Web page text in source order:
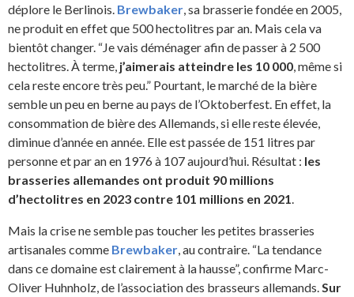
déplore le Berlinois. Brewbaker, sa brasserie fondée en 2005,
ne produit en effet que 500 hectolitres par an. Mais cela va
bientôt changer. “Je vais déménager afin de passer à 2 500
hectolitres. À terme, j’aimerais atteindre les 10 000, même si
cela reste encore très peu.” Pourtant, le marché de la bière
semble un peu en berne au pays de l’Oktoberfest. En effet, la
consommation de bière des Allemands, si elle reste élevée,
diminue d’année en année. Elle est passée de 151 litres par
personne et par an en 1976 à 107 aujourd’hui. Résultat : les
brasseries allemandes ont produit 90 millions
d’hectolitres en 2023 contre 101 millions en 2021.
Mais la crise ne semble pas toucher les petites brasseries
artisanales comme Brewbaker, au contraire. “La tendance
dans ce domaine est clairement à la hausse”, confirme Marc-
Oliver Huhnholz, de l’association des brasseurs allemands.Sur